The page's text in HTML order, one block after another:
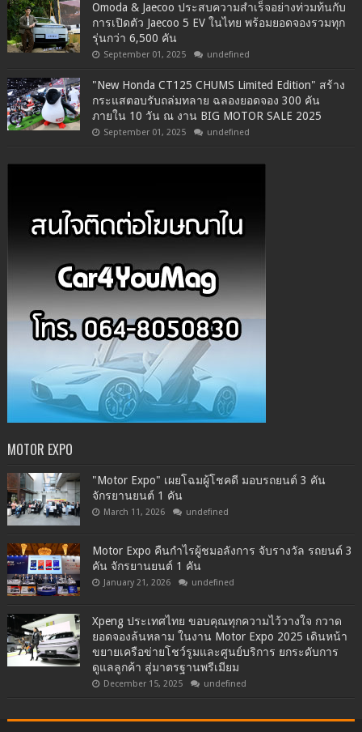
Omoda & Jaecoo ประสบความสำเร็จอย่างท่วมท้นกับ
การเปิดตัว Jaecoo 5 EV ในไทย พร้อมยอดจองรวมทุก
รุ่นกว่า 6,500 คัน
September 01, 2025 undefined
"New Honda CT125 CHUMS Limited Edition" สร้าง
กระแสตอบรับถล่มทลาย ฉลองยอดจอง 300 คัน
ภายใน 10 วัน ณ งาน BIG MOTOR SALE 2025
September 01, 2025 undefined
MOTOR EXPO
"Motor Expo" เผยโฉมผู้โชคดี มอบรถยนต์ 3 คัน
จักรยานยนต์ 1 คัน
March 11, 2026 undefined
Motor Expo คืนกำไรผู้ชมอลังการ จับรางวัล รถยนต์ 3
คัน จักรยานยนต์ 1 คัน
January 21, 2026 undefined
Xpeng ประเทศไทย ขอบคุณทุกความไว้วางใจ กวาด
ยอดจองล้นหลาม ในงาน Motor Expo 2025 เดินหน้า
ขยายเครือข่ายโชว์รูมและศูนย์บริการ ยกระดับการ
ดูแลลูกค้า สู่มาตรฐานพรีเมียม
December 15, 2025 undefined